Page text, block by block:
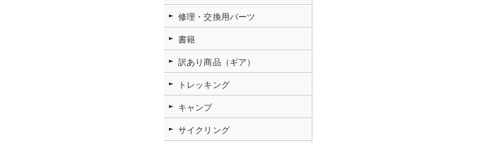
修理・交換用パーツ
書籍
訳あり商品（ギア）
トレッキング
キャンプ
サイクリング